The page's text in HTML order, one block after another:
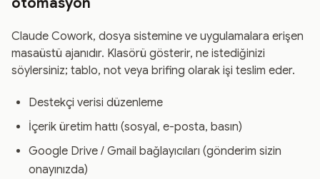
Claude Cowork, dosya sistemine ve uygulamalara erişen
masaüstü ajanıdır. Klasörü gösterir, ne istediğinizi
söylersiniz; tablo, not veya brifing olarak işi teslim eder.
Destekçi verisi düzenleme
İçerik üretim hattı (sosyal, e-posta, basın)
Google Drive / Gmail bağlayıcıları (gönderim sizin
onayınızda)